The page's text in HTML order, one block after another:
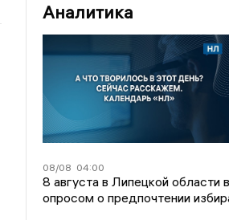
Аналитика
08/08 04:00
8 августа в Липецкой области
опросом о предпочтении